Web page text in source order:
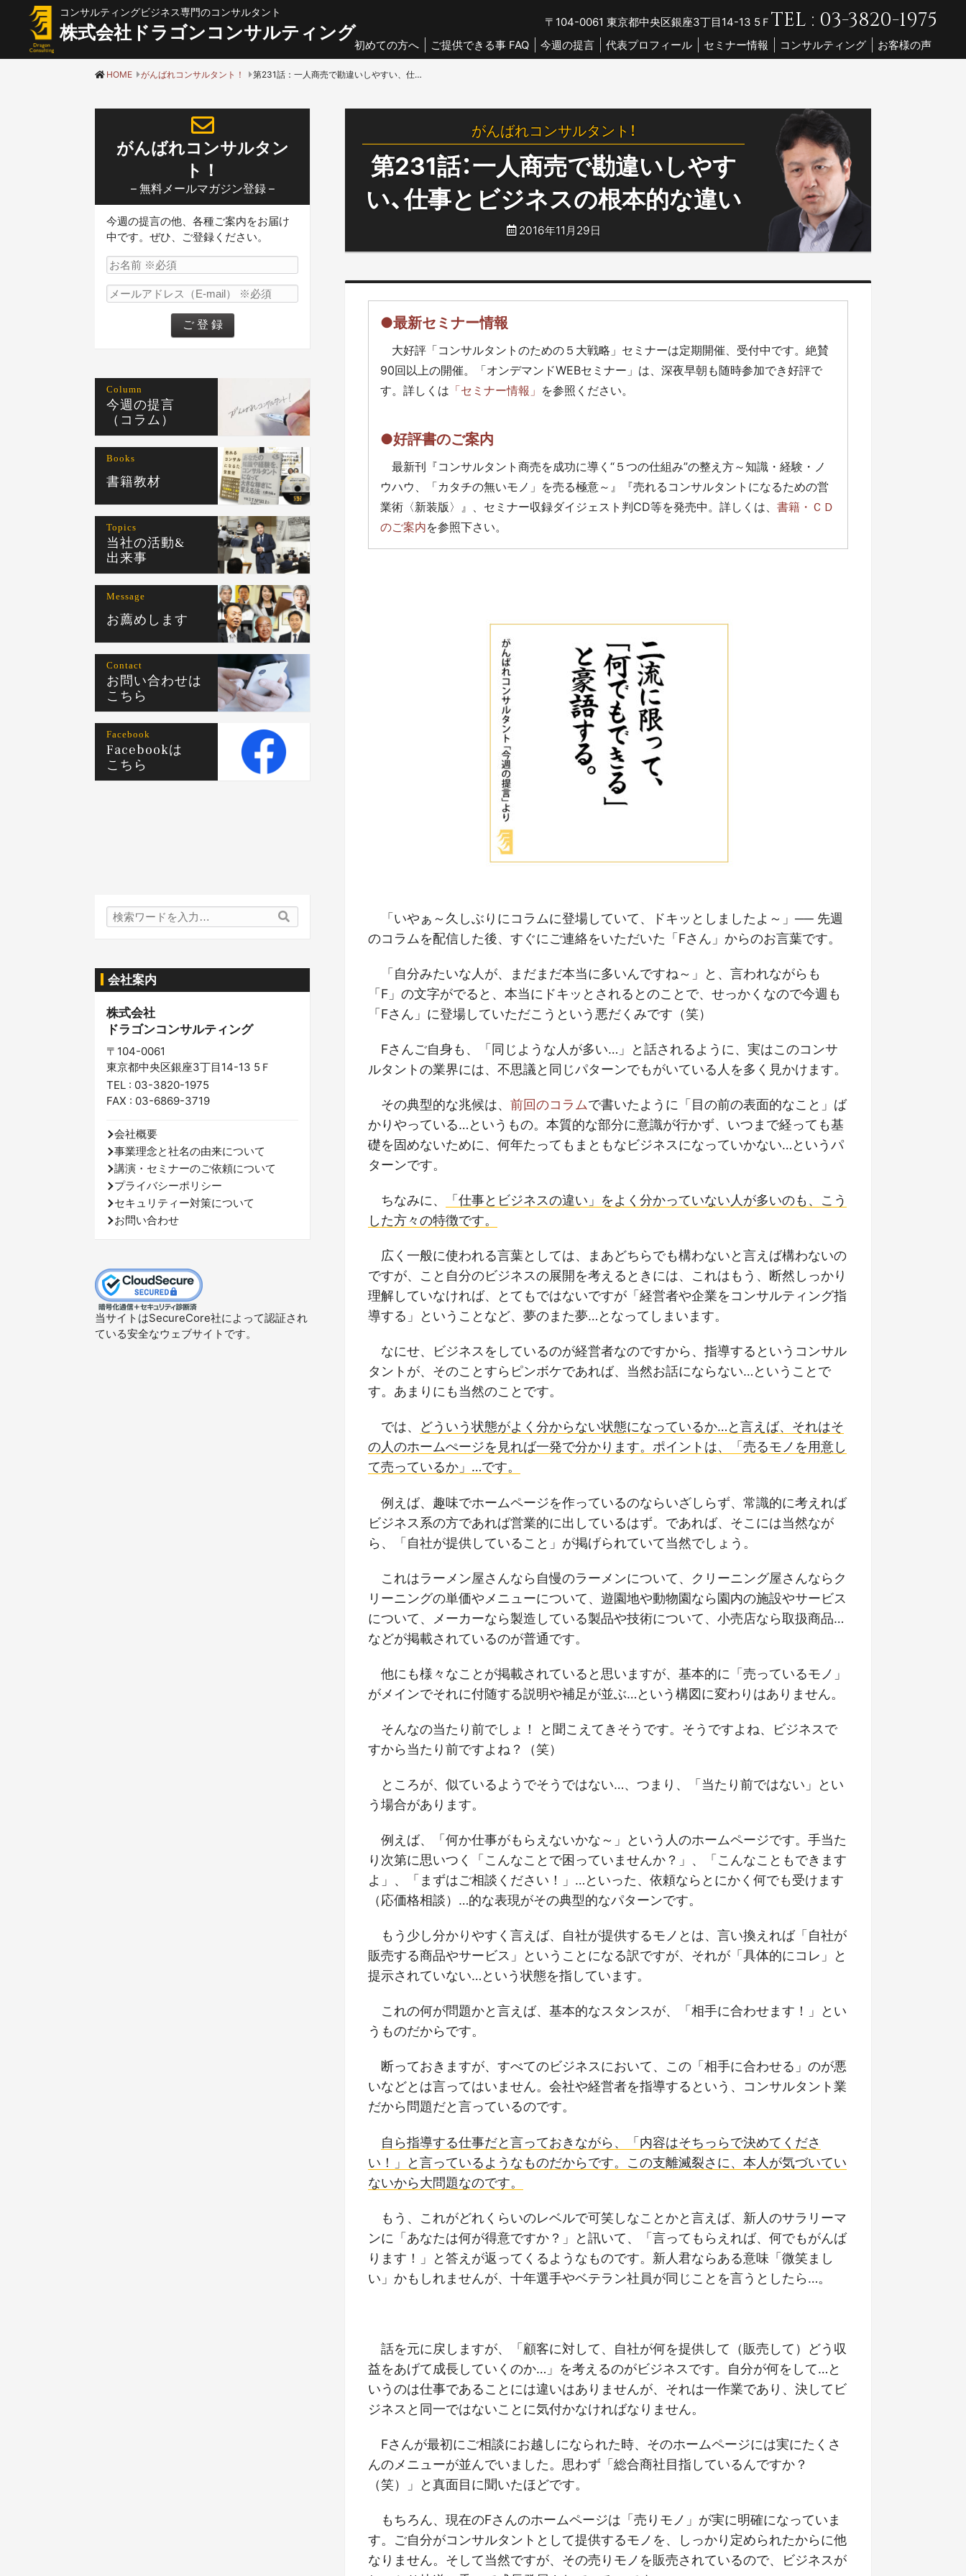
コンサルティングビジネス専門のコンサルタント
株式会社ドラゴンコンサルティング 〒104-0061 東京都中央区銀座3丁目14-13 5Ｆ TEL : 03-3820-1975
初めての方へ ご提供できる事 FAQ 今週の提言 代表プロフィール セミナー情報 コンサルティング お客様の声
HOME がんばれコンサルタント！ 第231話：一人商売で勘違いしやすい、仕事とビジネスの根本的な違い
がんばれコンサルタント！
第231話：一人商売で勘違いしやす
い、仕事とビジネスの根本的な違い
2016年11月29日
●最新セミナー情報
大好評「コンサルタントのための５大戦略」セミナーは定期開催、受付中です。絶賛
90回以上の開催。「オンデマンドWEBセミナー」は、深夜早朝も随時参加でき好評で
す。詳しくは 「セミナー情報」 を参照ください。
●好評書のご案内
最新刊『コンサルタント商売を成功に導く“５つの仕組み”の整え方～知識・経験・ノ
ウハウ、「カタチの無いモノ」を売る極意～』『売れるコンサルタントになるための営
業術〈新装版〉』、セミナー収録ダイジェスト判CD等を発売中。詳しくは、 書籍・ＣＤ
のご案内を参照下さい。
「いやぁ～久しぶりにコラムに登場していて、ドキッとしましたよ～」── 先週
のコラムを配信した後、すぐにご連絡をいただいた「Fさん」からのお言葉です。
「自分みたいな人が、まだまだ本当に多いんですね～」と、言われながらも
「F」の文字がでると、本当にドキッとされるとのことで、せっかくなので今週も
「Fさん」に登場していただこうという悪だくみです（笑）
Fさんご自身も、「同じような人が多い…」と話されるように、実はこのコンサ
ルタントの業界には、不思議と同じパターンでもがいている人を多く見かけます。
その典型的な兆候は、 前回のコラムで書いたように「目の前の表面的なこと」ば
かりやっている…というもの。本質的な部分に意識が行かず、いつまで経っても基
礎を固めないために、何年たってもまともなビジネスになっていかない…というパ
ターンです。
ちなみに、
「仕事とビジネスの違い」をよく分かっていない人が多いのも、こう
した方々の特徴です。
広く一般に使われる言葉としては、まあどちらでも構わないと言えば構わないの
ですが、こと自分のビジネスの展開を考えるときには、これはもう、断然しっかり
理解していなければ、とてもではないですが「経営者や企業をコンサルティング指
導する」ということなど、夢のまた夢…となってしまいます。
なにせ、ビジネスをしているのが経営者なのですから、指導するというコンサル
タントが、そのことすらピンボケであれば、当然お話にならない…ということで
す。あまりにも当然のことです。
では、
どういう状態がよく分からない状態になっているか…と言えば、それはそ
の人のホームぺージを見れば一発で分かります。ポイントは、「売るモノを用意し
て売っているか」…です。
例えば、趣味でホームページを作っているのならいざしらず、常識的に考えれば
ビジネス系の方であれば営業的に出しているはず。であれば、そこには当然なが
ら、「自社が提供していること」が掲げられていて当然でしょう。
これはラーメン屋さんなら自慢のラーメンについて、クリーニング屋さんならク
リーニングの単価やメニューについて、遊園地や動物園なら園内の施設やサービス
について、メーカーなら製造している製品や技術について、小売店なら取扱商品…
などが掲載されているのが普通です。
他にも様々なことが掲載されていると思いますが、基本的に「売っているモノ」
がメインでそれに付随する説明や補足が並ぶ…という構図に変わりはありません。
そんなの当たり前でしょ！ と聞こえてきそうです。そうですよね、ビジネスで
すから当たり前ですよね？（笑）
ところが、似ているようでそうではない…、つまり、「当たり前ではない」とい
う場合があります。
例えば、「何か仕事がもらえないかな～」という人のホームページです。手当た
り次第に思いつく「こんなことで困っていませんか？」、「こんなこともできます
よ」、「まずはご相談ください！」…といった、依頼ならとにかく何でも受けます
（応価格相談）…的な表現がその典型的なパターンです。
もう少し分かりやすく言えば、自社が提供するモノとは、言い換えれば「自社が
販売する商品やサービス」ということになる訳ですが、それが「具体的にコレ」と
提示されていない…という状態を指しています。
これの何が問題かと言えば、基本的なスタンスが、「相手に合わせます！」とい
うものだからです。
断っておきますが、すべてのビジネスにおいて、この「相手に合わせる」のが悪
いなどとは言ってはいません。会社や経営者を指導するという、コンサルタント業
だから問題だと言っているのです。
自ら指導する仕事だと言っておきながら、「内容はそちっらで決めてくださ
い！」と言っているようなものだからです。この支離滅裂さに、本人が気づいてい
ないから大問題なのです。
もう、これがどれくらいのレベルで可笑しなことかと言えば、新人のサラリーマ
ンに「あなたは何が得意ですか？」と訊いて、「言ってもらえれば、何でもがんば
ります！」と答えが返ってくるようなものです。新人君ならある意味「微笑まし
い」かもしれませんが、十年選手やベテラン社員が同じことを言うとしたら…。
話を元に戻しますが、「顧客に対して、自社が何を提供して（販売して）どう収
益をあげて成長していくのか…」を考えるのがビジネスです。自分が何をして…と
いうのは仕事であることには違いはありませんが、それは一作業であり、決してビ
ジネスと同一ではないことに気付かなければなりません。
Fさんが最初にご相談にお越しになられた時、そのホームページには実にたくさ
んのメニューが並んでいました。思わず「総合商社目指しているんですか？
（笑）」と真面目に聞いたほどです。
もちろん、現在のFさんのホームページは「売りモノ」が実に明確になっていま
す。ご自分がコンサルタントとして提供するモノを、しっかり定められたからに他
なりません。そして当然ですが、その売りモノを販売されているので、ビジネスが
がんばれコンサルタン
ト！
– 無料メールマガジン登録 –
今週の提言の他、各種ご案内をお届け
中です。ぜひ、ご登録ください。
Column
今週の提言
（コラム）
Books
書籍教材
Topics
当社の活動&
出来事
Message
お薦めします
Contact
お問い合わせは
こちら
Facebook
Facebookは
こちら
検
索
会社案内
株式会社
ドラゴンコンサルティング
〒104-0061
東京都中央区銀座3丁目14-13 5Ｆ
TEL : 03-3820-1975
FAX : 03-6869-3719
会社概要
事業理念と社名の由来について
講演・セミナーのご依頼について
プライバシーポリシー
セキュリティー対策について
お問い合わせ
当サイトはSecureCore社によって認証され
ている安全なウェブサイトです。